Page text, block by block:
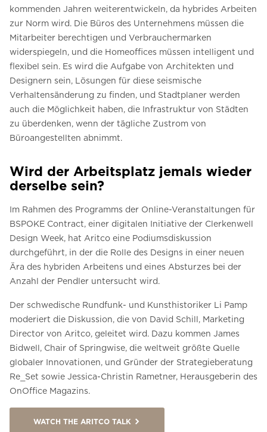
kommenden Jahren weiterentwickeln, da hybrides Arbeiten
zur Norm wird. Die Büros des Unternehmens müssen die
Mitarbeiter berechtigen und Verbrauchermarken
widerspiegeln, und die Homeoffices müssen intelligent und
flexibel sein. Es wird die Aufgabe von Architekten und
Designern sein, Lösungen für diese seismische
Verhaltensänderung zu finden, und Stadtplaner werden
auch die Möglichkeit haben, die Infrastruktur von Städten
zu überdenken, wenn der tägliche Zustrom von
Büroangestellten abnimmt.
Wird der Arbeitsplatz jemals wieder
derselbe sein?
Im Rahmen des Programms der Online-Veranstaltungen für
BSPOKE Contract, einer digitalen Initiative der Clerkenwell
Design Week, hat Aritco eine Podiumsdiskussion
durchgeführt, in der die Rolle des Designs in einer neuen
Ära des hybriden Arbeitens und eines Absturzes bei der
Anzahl der Pendler untersucht wird.
Der schwedische Rundfunk- und Kunsthistoriker Li Pamp
moderiert die Diskussion, die von David Schill, Marketing
Director von Aritco, geleitet wird. Dazu kommen James
Bidwell, Chair of Springwise, die weltweit größte Quelle
globaler Innovationen, und Gründer der Strategieberatung
Re_Set sowie Jessica-Christin Rametner, Herausgeberin des
OnOffice Magazins.
WATCH THE ARITCO TALK